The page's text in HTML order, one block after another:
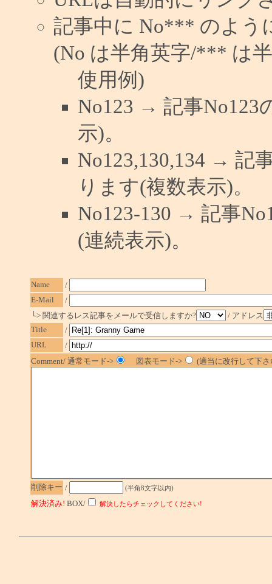
記事中に No*** のよう
(No は半角英字/*** は
使用例)
No123 → 記事No123
示)。
No123,130,134 → 記
ります(複数表示)。
No123-130 → 記事
(連続表示)。
Name
/
E-Mail
/
└> 関連するレス記事をメールで受信しますか?
/ アドレス
Title
/
URL
/
Comment/ 通常モード->
図表モード-> (適当に改行して下
削除キー / (半角8文字以内)
解決済み! BOX/ 解決したらチェックしてください!